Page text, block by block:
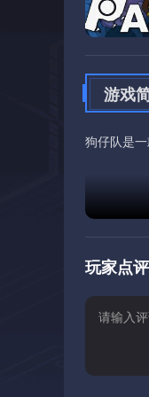
游戏
狗仔队是
玩家点评